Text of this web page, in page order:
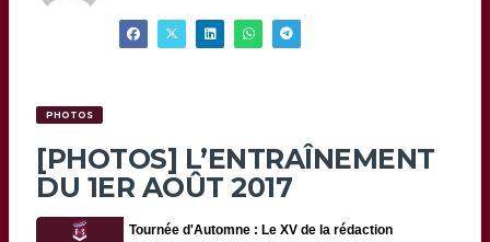
PHOTOS
[PHOTOS] L’ENTRAÎNEMENT
DU 1ER AOÛT 2017